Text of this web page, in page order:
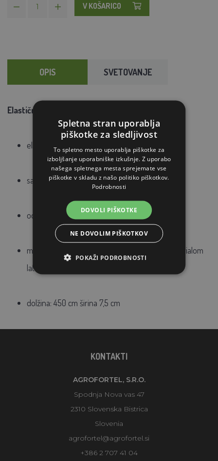
V KOŠARICO
OPIS SVETOVANJE
Elastični povoj širine 7,5 cm
elastični in samolepilni povoj
samo se povije
odličen oprijem
moderno
sintetičnim materialom
lateks
dolžina: 450 cm širina 7,5 cm
KONTAKTI
AGROFORTEL, S.R.O.
Spodnja Nova vas 47
2310 Slovenska Bistrica
Slovenia
agrofortel@agrofortel.si
+386 2 707 41 04
Spletna stran uporablja
piškotke za sledljivost
To spletno mesto uporablja piškotke za
izboljšanje uporabniške izkušnje. Z uporabo
našega spletnega mesta sprejemate vse
piškotke v skladu z našo politiko piškotkov.
Podrobnosti
DOVOLI PIŠKOTKE
NE DOVOLIM PIŠKOTKOV
POKAŽI PODROBNOSTI